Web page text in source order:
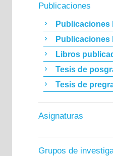
Publicaciones
Publicaciones
Publicaciones
Libros
Tesis de
Tesis de
Asignaturas
Grupos de